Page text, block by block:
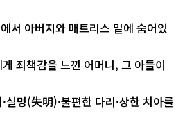
서 아버지와 매트리스 밑에 숨어있
죄책감을 느낀 어머니, 그 아들이
실명(失明)·불편한 다리·상한 치아를